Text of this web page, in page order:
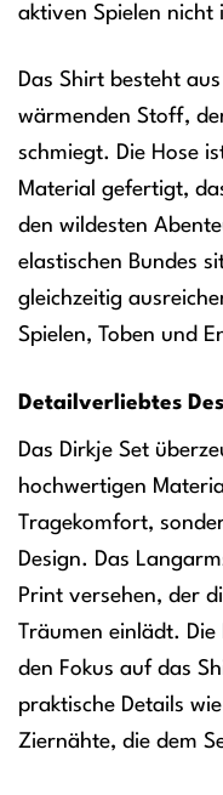
aktiven Spielen nicht
Das Shirt besteht
wärmenden Stoff,
schmiegt. Die Hose
Material gefertigt,
den wildesten
elastischen Bundes
gleichzeitig
Spielen, Toben und
Detailverliebtes
Das Dirkje Set
hochwertigen
Tragekomfort,
Design. Das
Print versehen, der
Träumen einlädt.
den Fokus auf das
praktische Details
Ziernähte, die dem